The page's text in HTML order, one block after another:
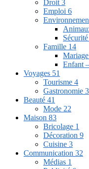
Droit 3
Emploi 6
Sécurité
Famille 14
Mariage
Enfant
Voyages 51
Tourisme 4
Gastronomie 3
Beauté 41
Mode 22
Maison 83
Bricolage 1
Décoration 9
Cuisine 3
Communication 32
Médias 1